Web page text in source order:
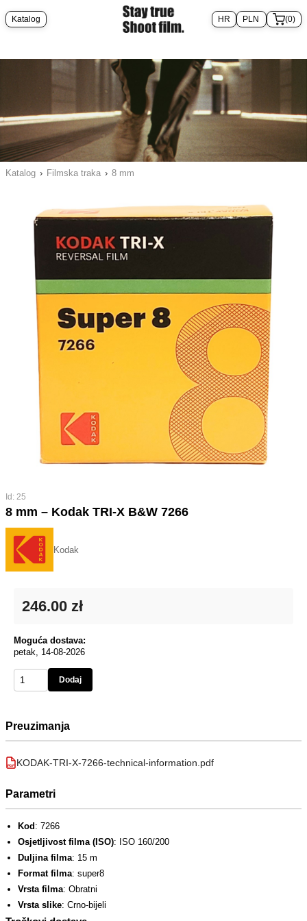
Katalog (0)
Katalog › Filmska traka › 8 mm
Id: 25
8 mm – Kodak TRI-X B&W 7266
Kodak
246.00 zł
Moguća dostava:
petak, 14-08-2026
Dodaj
Preuzimanja
PDF KODAK-TRI-X-7266-technical-information.pdf
Parametri
Kod : 7266
Osjetljivost filma (ISO): ISO 160/200
Duljina filma: 15 m
Format filma: super8
Vrsta filma: Obratni
Vrsta slike: Crno-bijeli